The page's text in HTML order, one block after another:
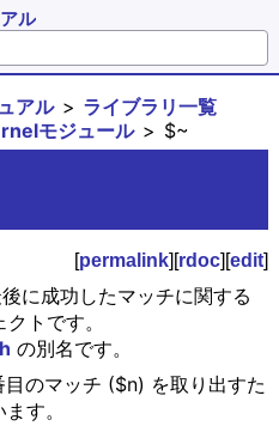
ル
アル
ライブラリ一覧
モジュール $~
[permalink][rdoc][edit]
に成功したマッチに関する
トです。
の別名です。
のマッチ ($n) を取り出すた
す。